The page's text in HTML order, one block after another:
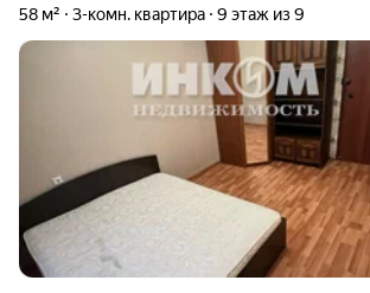
58 м² 3-комн. квартира 9 этаж из 9